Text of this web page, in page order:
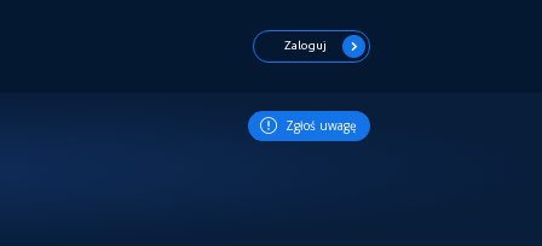
Zaloguj
Zgłoś uwagę